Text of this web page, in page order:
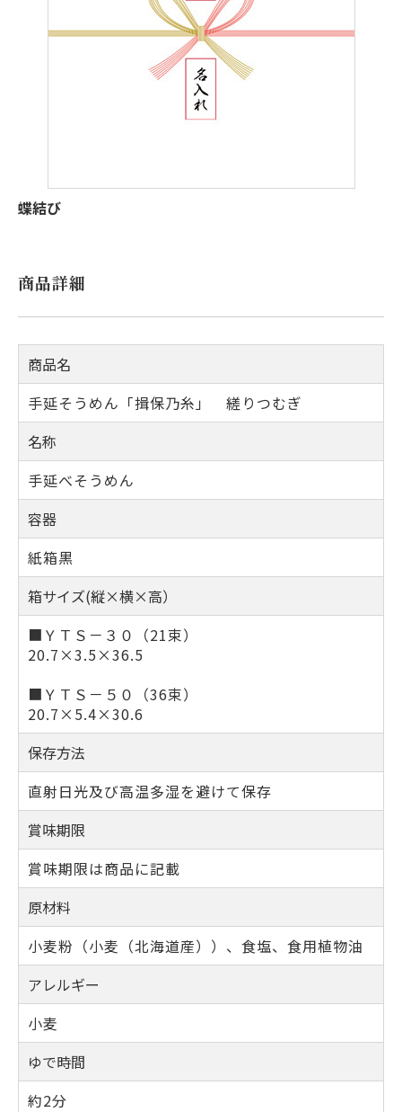
蝶結び
商品詳細
商品名
手延そうめん「揖保乃糸」 縒りつむぎ
名称
手延べそうめん
容器
紙箱黒
箱サイズ(縦×横×高）
■ＹＴＳ－３０（21束）
20.7×3.5×36.5
■ＹＴＳ－５０（36束）
20.7×5.4×30.6
保存方法
直射日光及び高温多湿を避けて保存
賞味期限
賞味期限は商品に記載
原材料
小麦粉（小麦（北海道産））、食塩、食用植物油
アレルギー
小麦
ゆで時間
約2分